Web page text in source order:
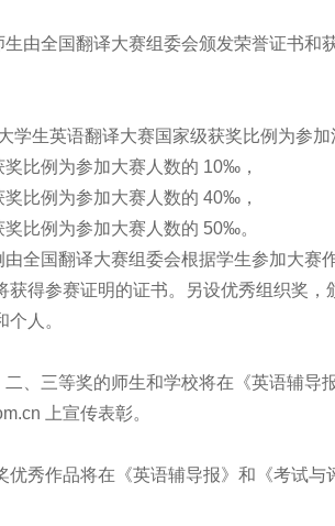
全国翻译大赛组委会颁发荣誉证书和
生英语翻译大赛国家级获奖比例为参加
比例为参加大赛人数的 10‰，
比例为参加大赛人数的 40‰，
比例为参加大赛人数的 50‰。
国翻译大赛组委会根据学生参加大赛
获得参赛证明的证书。另设优秀组织奖
人。
三等奖的师生和学校将在《英语辅导
上宣传表彰。
优秀作品将在《英语辅导报》和《考试与